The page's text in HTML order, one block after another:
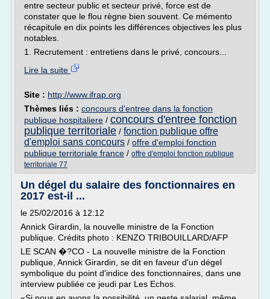
entre secteur public et secteur privé, force est de
constater que le flou règne bien souvent. Ce mémento
récapitule en dix points les différences objectives les plus
notables.
1. Recrutement : entretiens dans le privé, concours...
Lire la suite
Site : http://www.ifrap.org
Thèmes liés : concours d'entree dans la fonction
publique hospitaliere / concours d'entree fonction
publique territoriale / fonction publique offre
d'emploi sans concours / offre d'emploi fonction
publique territoriale france / offre d'emploi fonction publique
territoriale 77
Un dégel du salaire des fonctionnaires en
2017 est-il ...
le 25/02/2016 à 12:12
Annick Girardin, la nouvelle ministre de la Fonction
publique. Crédits photo : KENZO TRIBOUILLARD/AFP
LE SCAN �?CO - La nouvelle ministre de la Fonction
publique, Annick Girardin, se dit en faveur d'un dégel
symbolique du point d'indice des fonctionnaires, dans une
interview publiée ce jeudi par Les Echos.